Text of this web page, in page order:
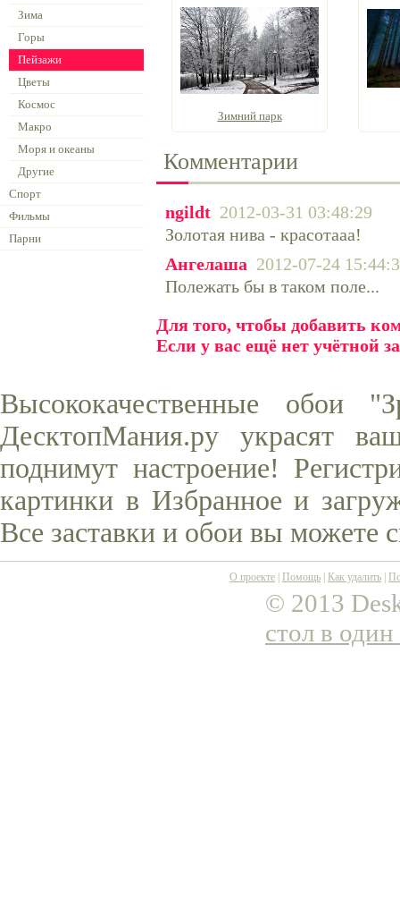
Зима
Горы
Пейзажи
Цветы
Космос
Макро
Моря и океаны
Другие
Спорт
Фильмы
Парни
Зимний парк
Комментарии
ngildt 2012-03-31 03:48:29
Золотая нива - красотааа!
Ангелаша 2012-07-24
Полежать бы в таком поле...
Для того, чтобы добавить
Если у вас ещё нет учётной
Высококачественные обои
ДесктопМания.ру украсят
поднимут настроение!
картинки в Избранное и
Все заставки и обои вы можете
О проекте Помощь Как удалить
© 2013
стол в